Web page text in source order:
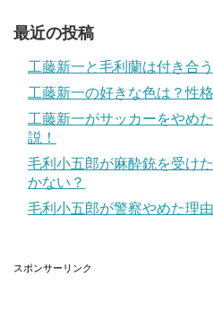
最近の投稿
工藤新一と毛利蘭は付き合
工藤新一の好きな色は？性
工藤新一がサッカーをやめ
説！
毛利小五郎が麻酔銃を受け
かない？
毛利小五郎が警察やめた理
スポンサーリンク